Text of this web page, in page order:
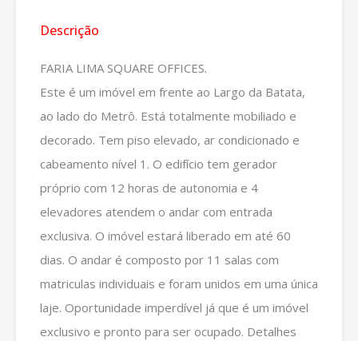
Descrição
FARIA LIMA SQUARE OFFICES.
Este é um imóvel em frente ao Largo da Batata,
ao lado do Metrô. Está totalmente mobiliado e
decorado. Tem piso elevado, ar condicionado e
cabeamento nível 1. O edifício tem gerador
próprio com 12 horas de autonomia e 4
elevadores atendem o andar com entrada
exclusiva. O imóvel estará liberado em até 60
dias. O andar é composto por 11 salas com
matriculas individuais e foram unidos em uma única
laje. Oportunidade imperdível já que é um imóvel
exclusivo e pronto para ser ocupado. Detalhes